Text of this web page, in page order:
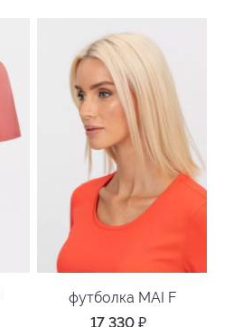
футболка MAI F
17 330 ₽